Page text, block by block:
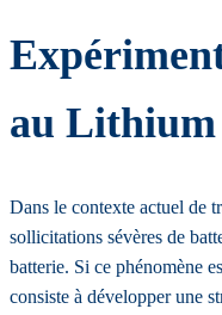
au Lithium
Dans le contexte actuel de
sollicitations sévères de
batterie. Si ce phénomène
consiste à développer une